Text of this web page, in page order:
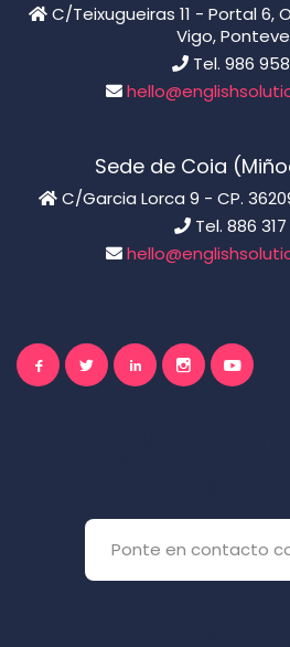
C/Teixugueiras 11 - Portal 6,
Vigo,
Tel. 986
Sede de Coia
C/Garcia Lorca 9 - CP.
Tel. 886
Ponte en contacto